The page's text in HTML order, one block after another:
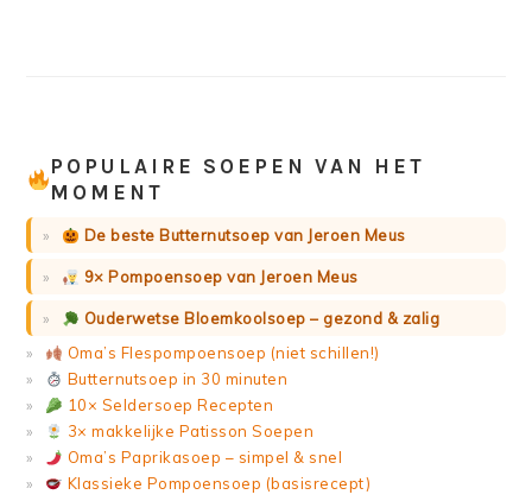
POPULAIRE SOEPEN VAN HET
MOMENT
De beste Butternutsoep van Jeroen Meus
9× Pompoensoep van Jeroen Meus
Ouderwetse Bloemkoolsoep – gezond & zalig
Oma’s Flespompoensoep (niet schillen!)
Butternutsoep in 30 minuten
10× Seldersoep Recepten
3× makkelijke Patisson Soepen
Oma’s Paprikasoep – simpel & snel
Klassieke Pompoensoep (basisrecept)